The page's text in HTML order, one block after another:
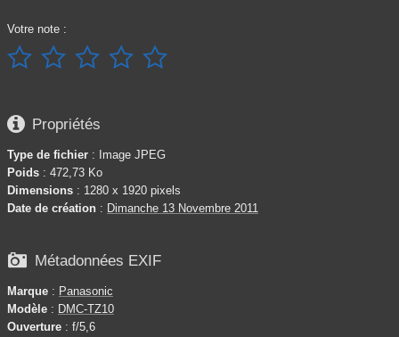
Votre note :
    
 Propriétés
Type de fichier : Image JPEG
Poids : 472,73 Ko
Dimensions : 1280 x 1920 pixels
Date de création : Dimanche 13 Novembre 2011
 Métadonnées EXIF
Marque : Panasonic
Modèle : DMC-TZ10
Ouverture : f/5,6